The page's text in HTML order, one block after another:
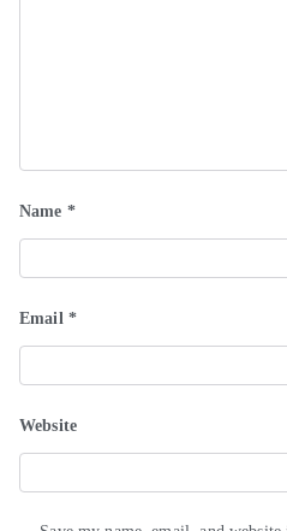
Name *
Email *
Website